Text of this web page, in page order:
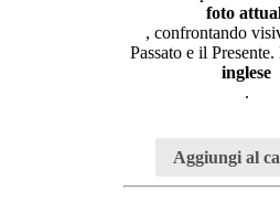
foto
, confrontando
Passato e il
inglese
.
Aggiungi al